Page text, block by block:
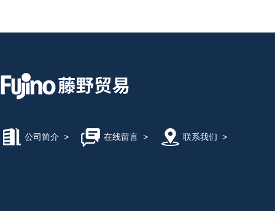
公司简介 > 在线留言> 联系我们 >